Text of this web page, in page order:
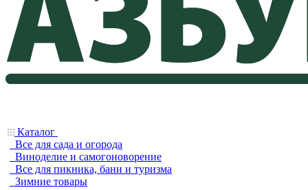
Каталог
Все для сада и огорода
Виноделие и самогоноворение
Все для пикника, бани и туризма
Зимние товары